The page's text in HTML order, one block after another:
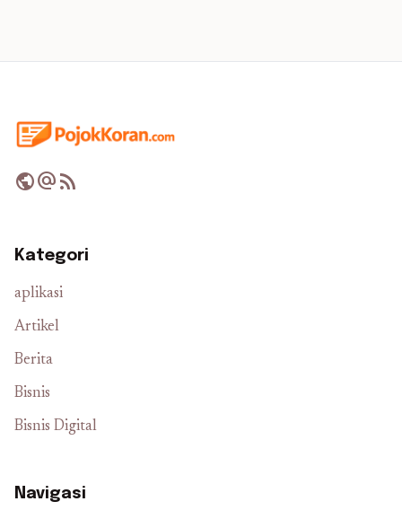
publicalternate_emailrss_feed
Kategori
aplikasi
Artikel
Berita
Bisnis
Bisnis Digital
Navigasi